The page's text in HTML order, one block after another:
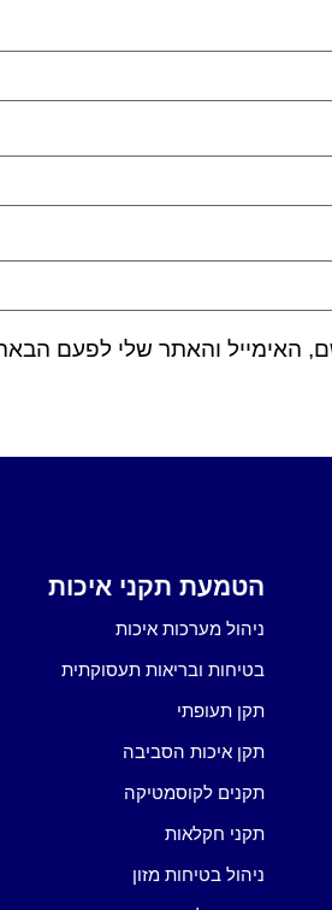
האימייל והאתר שלי לפעם
הטמעת תקני איכות
ניהול מערכות איכות
בטיחות ובריאות תעסוקתית
תקן תעופתי
תקן איכות הסביבה
תקנים לקוסמטיקה
תקני חקלאות
ניהול בטיחות מזון